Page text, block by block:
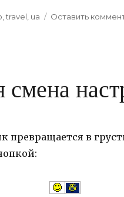
,travel ua Оставить
смена
в